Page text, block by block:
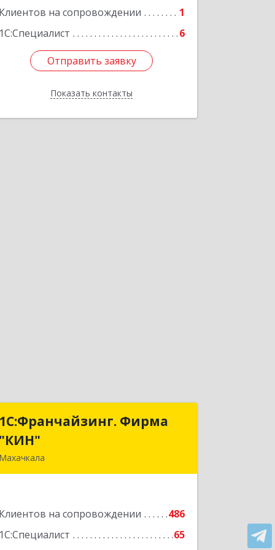
на сопровождении
1
6
Отправить заявку
Показать контакты
Отправить заявку
Назад
Фирма
на сопровождении
486
65
1С:Франчайзинг. Фирма
Подробнее